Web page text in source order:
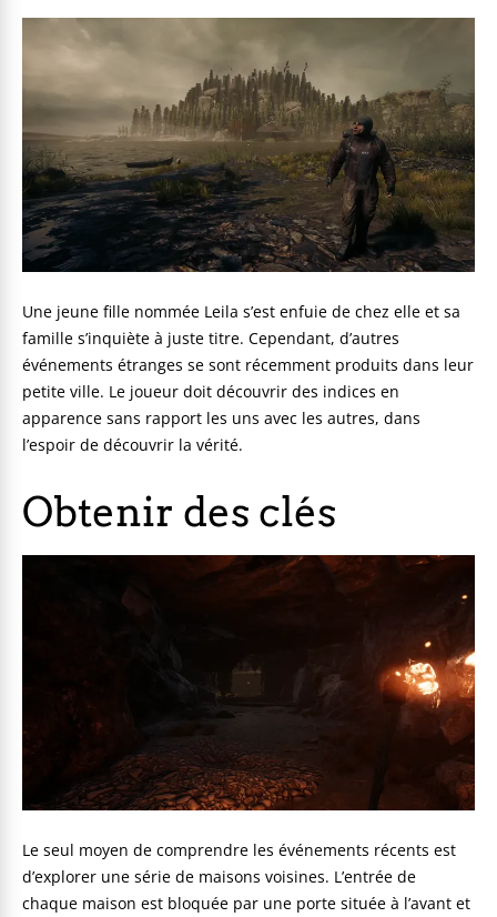
Une jeune fille nommée Leila s’est enfuie de chez elle et sa
famille s’inquiète à juste titre. Cependant, d’autres
événements étranges se sont récemment produits dans leur
petite ville. Le joueur doit découvrir des indices en
apparence sans rapport les uns avec les autres, dans
l’espoir de découvrir la vérité.
Obtenir des clés
Le seul moyen de comprendre les événements récents est
d’explorer une série de maisons voisines. L’entrée de
chaque maison est bloquée par une porte située à l’avant et